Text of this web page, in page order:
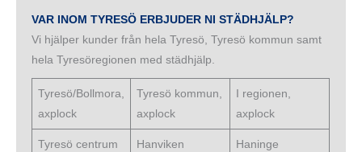
VAR INOM TYRESÖ ERBJUDER NI STÄDHJÄLP?
Vi hjälper kunder från hela Tyresö, Tyresö kommun samt
hela Tyresöregionen med städhjälp.
Tyresö/Bollmora,
axplock
Tyresö kommun,
axplock
I regionen,
axplock
Tyresö centrum
Hanviken
Haninge